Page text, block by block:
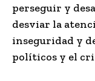
perseguir y
desviar la
inseguridad y
políticos y el